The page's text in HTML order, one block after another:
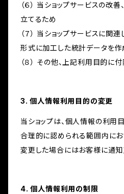
（６） 当ショップサービスの改
立てるため
（７） 当ショップサービスに関
形式に加工した統計データを作
（８） その他、上記利用目的に
3. 個人情報利用目的の変更
当ショップは、個人情報の利用
合理的に認められる範囲内にお
変更した場合にはお客様に通知
4. 個人情報利用の制限